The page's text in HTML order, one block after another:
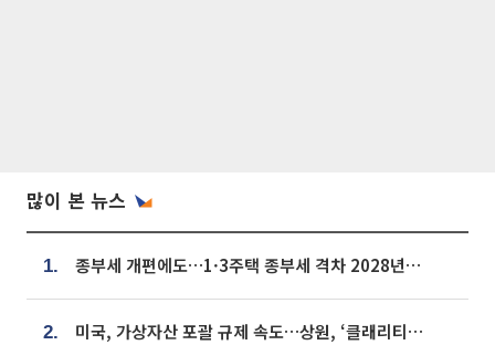
많이 본 뉴스
1. 종부세 개편에도…1·3주택 종부세 격차 2028년부터 확대
2. 미국, 가상자산 포괄 규제 속도…상원, ‘클래리티법’ 9월 절차투표 추진